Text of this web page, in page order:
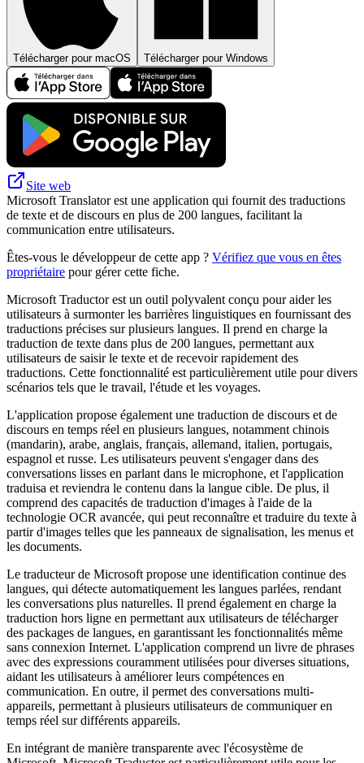
Télécharger pour macOS Télécharger pour Windows
Site web
Microsoft Translator est une application qui fournit des traductions
de texte et de discours en plus de 200 langues, facilitant la
communication entre utilisateurs.
Êtes-vous le développeur de cette app ? Vérifiez que vous en êtes
propriétaire pour gérer cette fiche.
Microsoft Traductor est un outil polyvalent conçu pour aider les
utilisateurs à surmonter les barrières linguistiques en fournissant des
traductions précises sur plusieurs langues. Il prend en charge la
traduction de texte dans plus de 200 langues, permettant aux
utilisateurs de saisir le texte et de recevoir rapidement des
traductions. Cette fonctionnalité est particulièrement utile pour divers
scénarios tels que le travail, l'étude et les voyages.
L'application propose également une traduction de discours et de
discours en temps réel en plusieurs langues, notamment chinois
(mandarin), arabe, anglais, français, allemand, italien, portugais,
espagnol et russe. Les utilisateurs peuvent s'engager dans des
conversations lisses en parlant dans le microphone, et l'application
traduisa et reviendra le contenu dans la langue cible. De plus, il
comprend des capacités de traduction d'images à l'aide de la
technologie OCR avancée, qui peut reconnaître et traduire du texte à
partir d'images telles que les panneaux de signalisation, les menus et
les documents.
Le traducteur de Microsoft propose une identification continue des
langues, qui détecte automatiquement les langues parlées, rendant
les conversations plus naturelles. Il prend également en charge la
traduction hors ligne en permettant aux utilisateurs de télécharger
des packages de langues, en garantissant les fonctionnalités même
sans connexion Internet. L'application comprend un livre de phrases
avec des expressions couramment utilisées pour diverses situations,
aidant les utilisateurs à améliorer leurs compétences en
communication. En outre, il permet des conversations multi-
appareils, permettant à plusieurs utilisateurs de communiquer en
temps réel sur différents appareils.
En intégrant de manière transparente avec l'écosystème de